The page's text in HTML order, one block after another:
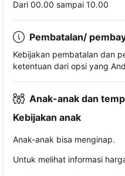
Dari 00.00 sampai 10.00
Pembatalan/
Kebijakan pembatalan dan
ketentuan dari opsi yang
Anak-anak dan
Kebijakan anak
Anak-anak bisa menginap.
Untuk melihat informasi